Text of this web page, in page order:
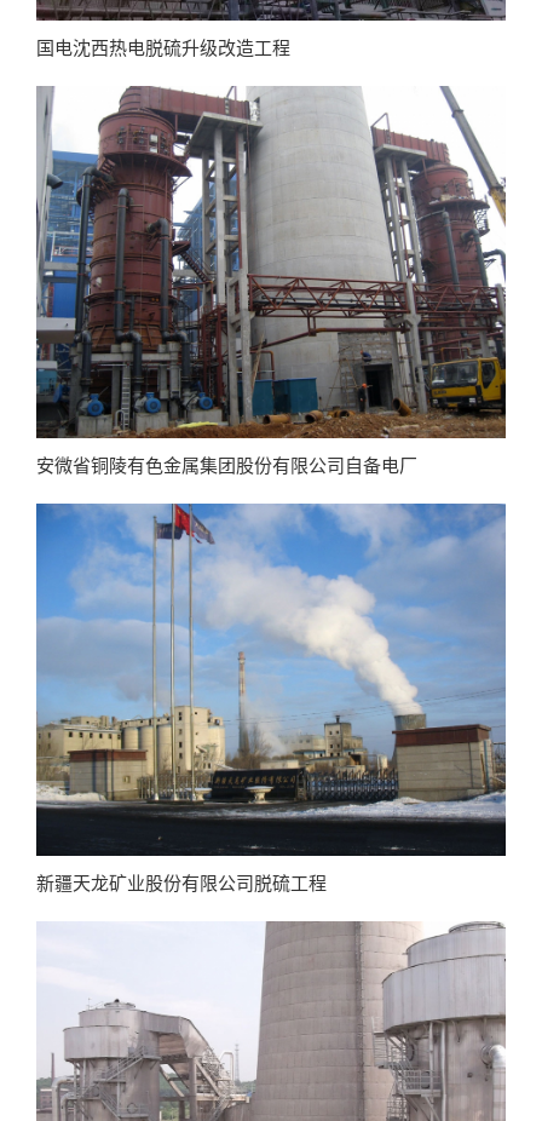
国电沈西热电脱硫升级改造工程
安微省铜陵有色金属集团股份有限公司自备电厂
新疆天龙矿业股份有限公司脱硫工程